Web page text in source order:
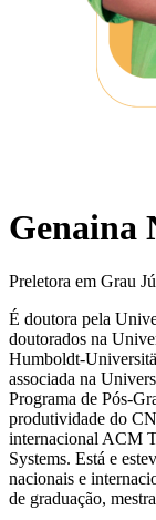
Genaina
Preletora em Grau
É doutora pela
doutorados na
Humboldt-
associada na
Programa de Pós-
produtividade do
internacional ACM
Systems. Está e
nacionais e
de graduação,